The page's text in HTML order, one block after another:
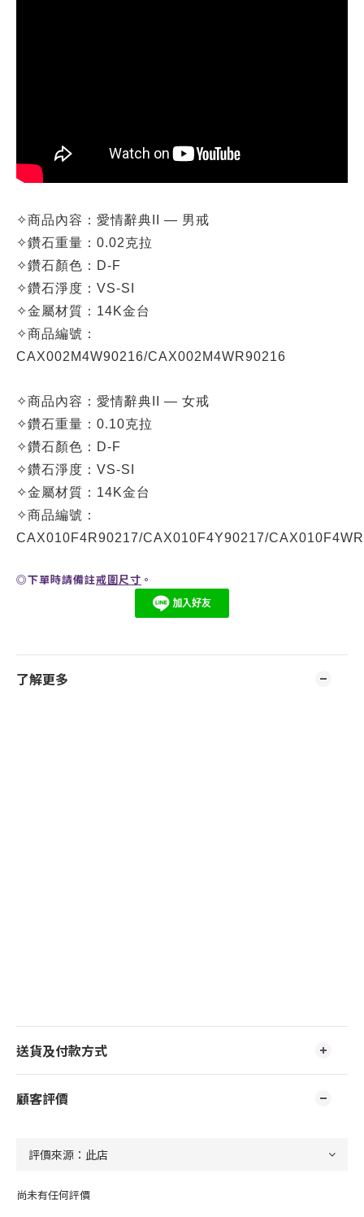
✧商品內容：愛情辭典II — 男戒
✧鑽石重量：0.02克拉
✧鑽石顏色：D-F
✧鑽石淨度：VS-SI
✧金屬材質： 14K金台
✧商品編號：
CAX002M4W90216/CAX002M4WR90216
✧商品內容： 愛情辭典II — 女戒
✧鑽石重量：0.10克拉
✧鑽石顏色：D-F
✧鑽石淨度：VS-SI
✧金屬材質： 14K金台
✧商品編號：
CAX010F4R90217/CAX010F4Y90217/CA
◎下單時請備註戒圍尺寸 。
了解更多
送貨及付款方式
顧客評價
尚未有任何評價